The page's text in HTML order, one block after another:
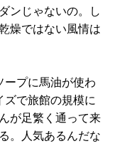
ンじゃないの。し
燥ではない風情は
ープに馬油が使わ
ズで旅館の規模に
が足繁く通って来
。人気あるんだな